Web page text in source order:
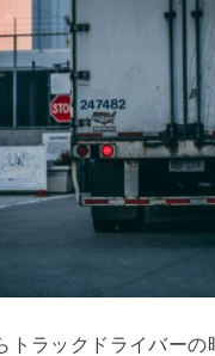
トラックドライバーの